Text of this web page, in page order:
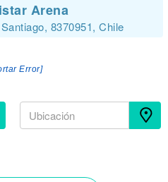
Arena
8370951, Chile
Error]